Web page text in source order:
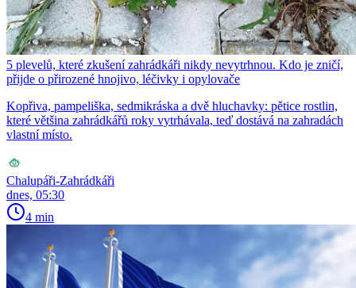
5 plevelů, které zkušení zahrádkáři nikdy nevytrhnou. Kdo je zničí,
přijde o přirozené hnojivo, léčivky i opylovače
Kopřiva, pampeliška, sedmikráska a dvě hluchavky: pětice rostlin,
které většina zahrádkářů roky vytrhávala, teď dostává na zahradách
vlastní místo.
Chalupáři-Zahrádkáři
dnes, 05:30
4 min